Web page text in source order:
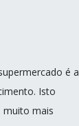
é a
Isto
muito mais